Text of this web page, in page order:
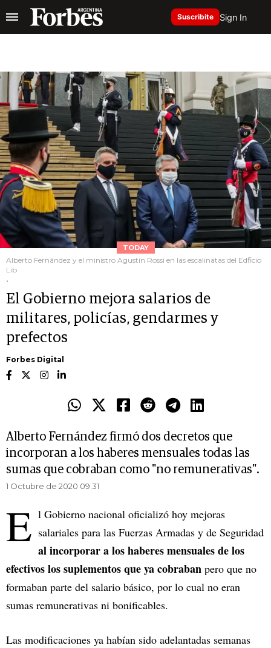
Suscribite Sign In
TODAY
Alberto Fernández y el ministro Agustín Rossi en las escalinatas del Edficio
Lib
.
El Gobierno mejora salarios de
militares, policías, gendarmes y
prefectos
Forbes Digital
Alberto Fernández firmó dos decretos que
incorporan a los haberes mensuales todas las
sumas que cobraban como "no remunerativas".
1 Octubre de 2020 09.31
E l Gobierno nacional oficializó hoy mejoras
salariales para las Fuerzas Armadas y de Seguridad
al incorporar a los haberes mensuales de los
efectivos los suplementos que ya cobraban pero que no
formaban parte del salario básico, por lo cual no eran
sumas remunerativas ni bonificables.
Las modificaciones ya habían sido adelantadas semanas